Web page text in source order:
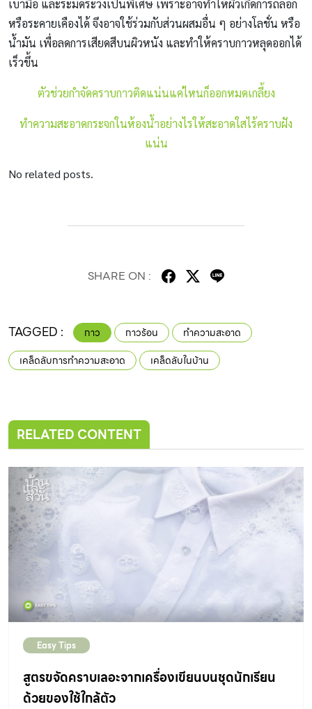
เบามือ และระมัดระวังเป็นพิเศษ เพราะอาจทำให้ผิวเกิดการถลอก
หรือระคายเคืองได้ จึงอาจใช้ร่วมกับส่วนผสมอื่น ๆ อย่างโลชั่น หรือ
น้ำมัน เพื่อลดการเสียดสีบนผิวหนัง และทำให้คราบกาวหลุดออกได้
เร็วขึ้น
ตัวช่วยกำจัดคราบกาวติดแน่นแค่ไหนก็ออกหมดเกลี้ยง
ทำความสะอาดกระจกในห้องน้ำอย่างไรให้สะอาดใสไร้คราบฝัง
แน่น
No related posts.
SHARE ON :
TAGGED : กาว กาวร้อน
ทำความสะอาด
เคล็ดลับการทำความสะอาด
เคล็ดลับในบ้าน
RELATED CONTENT
Easy Tips
สูตรขจัดคราบเลอะจากเครื่องเขียนบนชุดนักเรียน
ด้วยของใช้ใกล้ตัว